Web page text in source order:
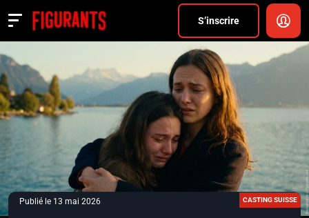
S’inscrire
Actualités
ANNONCER
FAQ
S’inscrire
CONNEXION
Publié le 13 mai 2026
CASTING SUISSE